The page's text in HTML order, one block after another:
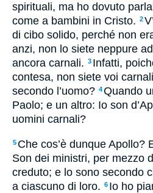
spirituali, ma ho dovuto
come a bambini in Cristo. 2
di cibo solido, perché non
anzi, non lo siete neppure
ancora carnali. 3 Infatti,
contesa, non siete voi
secondo l’uomo? 4Quando
Paolo; e un altro: Io son
uomini carnali?
5 Che cos’è dunque Apollo?
Son dei ministri, per mezzo
creduto; e lo sono secondo
a ciascuno di loro. 6 Io ho